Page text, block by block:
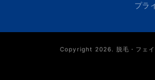
プラ
Copyright 2026. 脱毛・フェ